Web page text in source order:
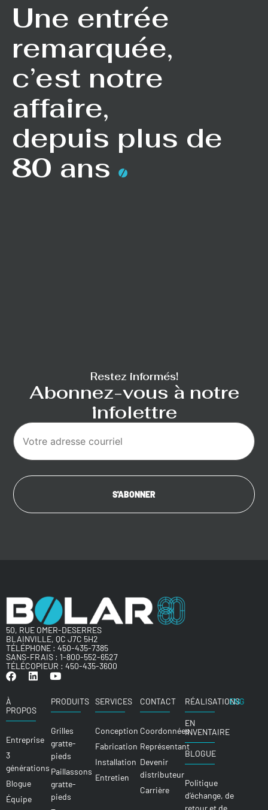
Une entrée
remarquée,
c’est notre
affaire,
depuis plus de
80 ans
Restez informés!
Abonnez-vous à notre
infolettre
50, RUE OMER-DESERRES
BLAINVILLE, QC J7C 5H2
TÉLÉPHONE : 450-435-7385
SANS-FRAIS : 1-800-552-6527
TÉLÉCOPIEUR : 450-435-3600
À
PROPOS
Entreprise
3
générations
Blogue
Équipe
PRODUITS
Grilles
gratte-
pieds
Paillassons
gratte-
pieds
SERVICES
Conception
Fabrication
Installation
Entretien
CONTACT
Coordonnées
Représentant
Devenir
distributeur
Carrière
RÉALISATIONS
EN
INVENTAIRE
BLOGUE
Politique
d’échange, de
retour et de
ENG